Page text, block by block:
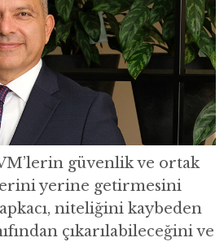
güvenlik ve ortak
yerine getirmesini
niteliğini kaybeden
çıkarılabileceğini ve